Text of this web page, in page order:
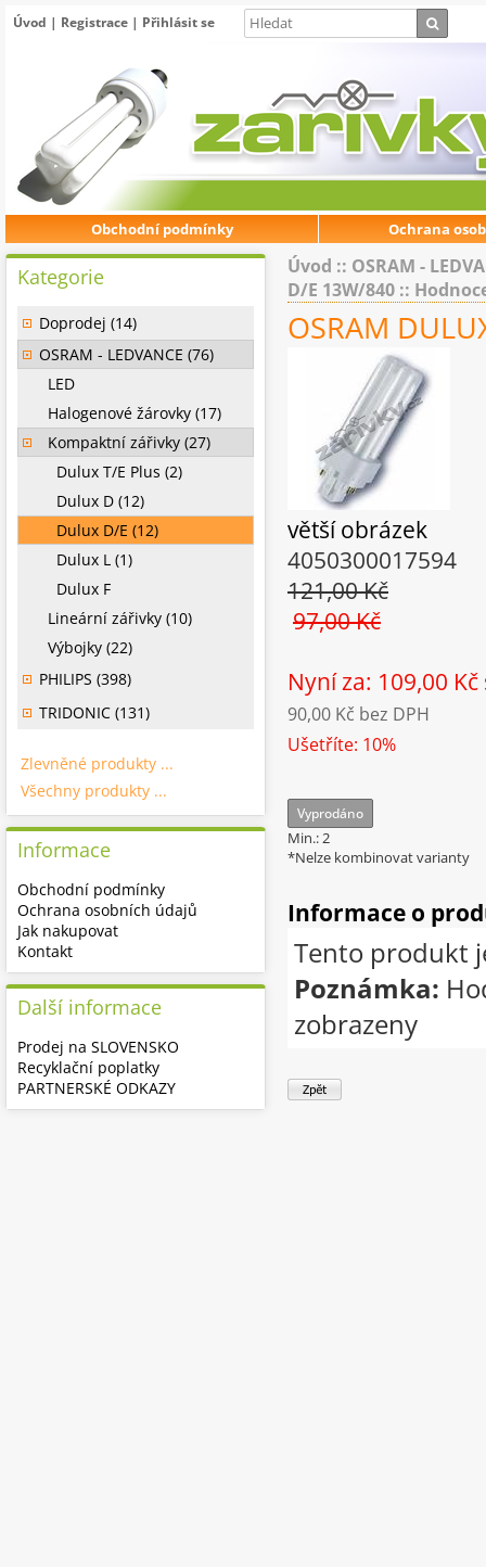
Úvod | Registrace | Přihlásit se
Obchodní podmínky Ochrana
Úvod :: OSRAM -
D/E 13W/840 ::
OSRAM
větší obrázek
4050300017594
121,00 Kč
97,00 Kč
Nyní za: 109,00 Kč
90,00 Kč bez DPH
Ušetříte: 10%
Vyprodáno
Min.: 2
*Nelze kombinovat varianty
Informace o
Tento produkt
Poznámka:
zobrazeny
Kategorie
Doprodej (14)
OSRAM - LEDVANCE (76)
LED
Halogenové žárovky (17)
Kompaktní zářivky (27)
Dulux T/E Plus (2)
Dulux D (12)
Dulux D/E (12)
Dulux L (1)
Dulux F
Lineární zářivky (10)
Výbojky (22)
PHILIPS (398)
TRIDONIC (131)
Zlevněné produkty ...
Všechny produkty ...
Informace
Obchodní podmínky
Ochrana osobních údajů
Jak nakupovat
Kontakt
Další informace
Prodej na SLOVENSKO
Recyklační poplatky
PARTNERSKÉ ODKAZY